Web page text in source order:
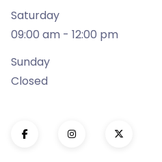
Saturday
09:00 am - 12:00 pm
Sunday
Closed